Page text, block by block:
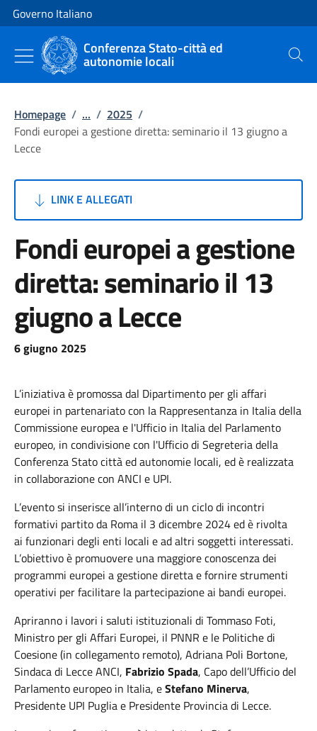
Vai al contenuto
Vai alla navigazione del sito
Governo Italiano
Conferenza Stato-città ed
autonomie locali Cerca
Homepage / ... / 2025 /
Fondi europei a gestione diretta: seminario il 13 giugno a
Lecce
LINK E ALLEGATI
Fondi europei a gestione
diretta: seminario il 13
giugno a Lecce
6 giugno 2025
L’iniziativa è promossa dal Dipartimento per gli affari
europei in partenariato con la Rappresentanza in Italia della
Commissione europea e l'Ufficio in Italia del Parlamento
europeo, in condivisione con l'Ufficio di Segreteria della
Conferenza Stato città ed autonomie locali, ed è realizzata
in collaborazione con ANCI e UPI.
L’evento si inserisce all’interno di un ciclo di incontri
formativi partito da Roma il 3 dicembre 2024 ed è rivolta
ai funzionari degli enti locali e ad altri soggetti interessati.
L’obiettivo è promuovere una maggiore conoscenza dei
programmi europei a gestione diretta e fornire strumenti
operativi per facilitare la partecipazione ai bandi europei.
Apriranno i lavori i saluti istituzionali di Tommaso Foti,
Ministro per gli Affari Europei, il PNNR e le Politiche di
Coesione (in collegamento remoto), Adriana Poli Bortone,
Sindaca di Lecce ANCI, Fabrizio Spada, Capo dell’Ufficio del
Parlamento europeo in Italia, eStefano Minerva,
Presidente UPI Puglia e Presidente Provincia di Lecce.